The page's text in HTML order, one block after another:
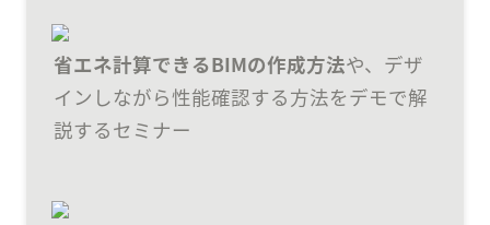
省エネ計算できるBIMの作成方法や、デザ
インしながら性能確認する方法をデモで解
説するセミナー